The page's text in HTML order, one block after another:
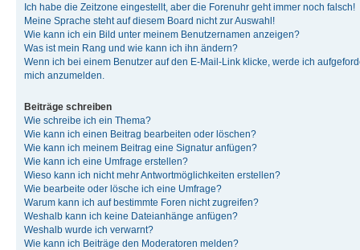
Ich habe die Zeitzone eingestellt, aber die Forenuhr geht immer noch falsch!
Meine Sprache steht auf diesem Board nicht zur Auswahl!
Wie kann ich ein Bild unter meinem Benutzernamen anzeigen?
Was ist mein Rang und wie kann ich ihn ändern?
Wenn ich bei einem Benutzer auf den E-Mail-Link klicke, werde ich
mich anzumelden.
Beiträge schreiben
Wie schreibe ich ein Thema?
Wie kann ich einen Beitrag bearbeiten oder löschen?
Wie kann ich meinem Beitrag eine Signatur anfügen?
Wie kann ich eine Umfrage erstellen?
Wieso kann ich nicht mehr Antwortmöglichkeiten erstellen?
Wie bearbeite oder lösche ich eine Umfrage?
Warum kann ich auf bestimmte Foren nicht zugreifen?
Weshalb kann ich keine Dateianhänge anfügen?
Weshalb wurde ich verwarnt?
Wie kann ich Beiträge den Moderatoren melden?